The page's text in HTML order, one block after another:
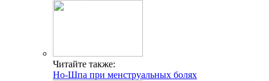
Читайте также:
Но-Шпа при менструальных болях